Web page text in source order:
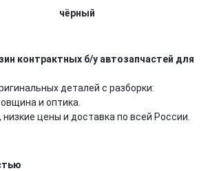
чёрный
контрактных б/у автозапчастей для
деталей с разборки:
и оптика.
низкие цены и доставка по всей России.